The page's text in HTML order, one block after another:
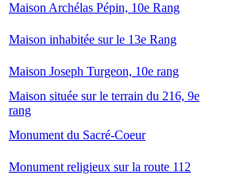
Maison Archélas Pépin, 10e Rang
Maison inhabitée sur le 13e Rang
Maison Joseph Turgeon, 10e rang
Maison située sur le terrain du 216, 9e
rang
Monument du Sacré-Coeur
Monument religieux sur la route 112